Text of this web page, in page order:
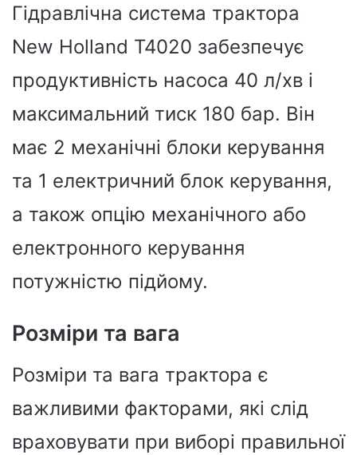
Гідравлічна система трактора
New Holland T4020 забезпечує
продуктивність насоса 40 л/хв і
максимальний тиск 180 бар. Він
має 2 механічні блоки керування
та 1 електричний блок керування,
а також опцію механічного або
електронного керування
потужністю підйому.
Розміри та вага
Розміри та вага трактора є
важливими факторами, які слід
враховувати при виборі правильної